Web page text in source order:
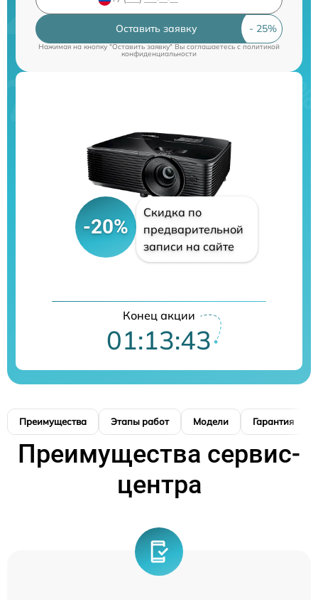
Оставить заявку
Нажимая на кнопку "Оставить заявку" Вы соглашаетесь cполитикой
конфиденциальности
-20%
Скидка по
предварительной
записи на сайте
Конец акции
01:13:41
Преимущества Этапы работ Модели Гарантия
Преимущества сервис-
центра